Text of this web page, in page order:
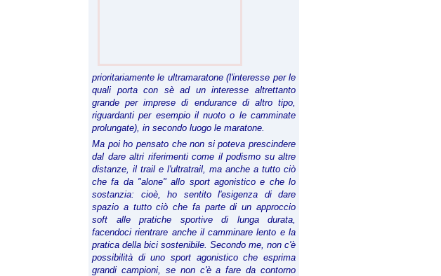
prioritariamente le ultramaratone (l'interesse per le
quali porta con sè ad un interesse altrettanto
grande per imprese di endurance di altro tipo,
riguardanti per esempio il nuoto o le camminate
prolungate), in secondo luogo le maratone.
Ma poi ho pensato che non si poteva prescindere
dal dare altri riferimenti come il podismo su altre
distanze, il trail e l'ultratrail, ma anche a tutto ciò
che fa da "alone" allo sport agonistico e che lo
sostanzia: cioè, ho sentito l'esigenza di dare
spazio a tutto ciò che fa parte di un approccio
soft alle pratiche sportive di lunga durata,
facendoci rientrare anche il camminare lento e la
pratica della bici sostenibile. Secondo me, non c'è
possibilità di uno sport agonistico che esprima
grandi campioni, se non c'è a fare da contorno